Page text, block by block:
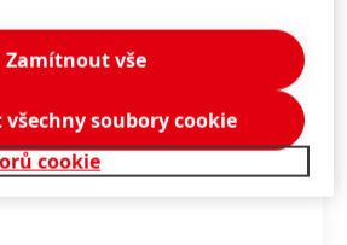
cookie
Zamítnout vše
soubory cookie